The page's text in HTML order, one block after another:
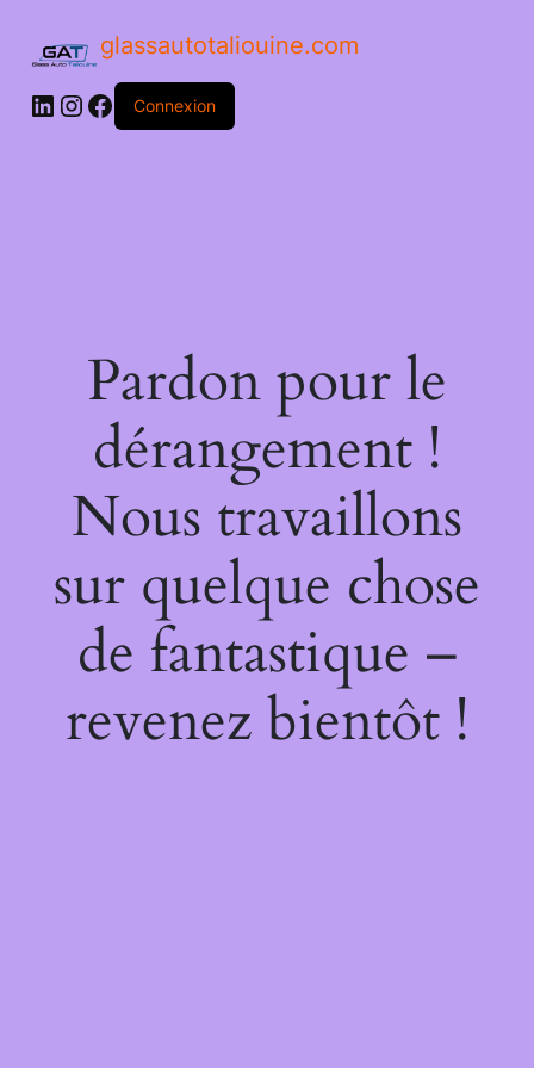
glassautotaliouine.com
Connexion
Pardon pour le
dérangement !
Nous travaillons
sur quelque chose
de fantastique –
revenez bientôt !